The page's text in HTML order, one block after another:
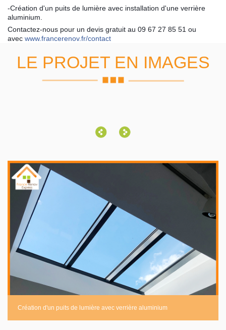
-Création d'un puits de lumière avec installation d'une verrière
aluminium.
Contactez-nous pour un devis gratuit au 09 67 27 85 51 ou
avec www.francerenov.fr/contact
LE PROJET EN IMAGES
Création d'un puits de lumière avec verrière aluminium